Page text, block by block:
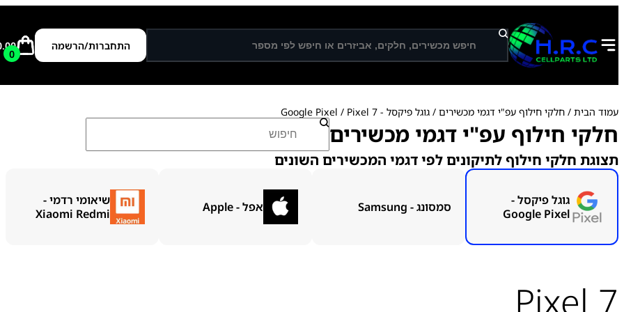
ח
י
פ
התחברות/הרשמה
0
עמוד הבית / חלקי חילוף עפ"י דגמי מכשירים / גוגל פיקסל - Google Pixel / Pixel 7
חלקי חילוף עפ"י דגמי מכשיריםח
פ
ו
תצוגת חלקי חילוף לתיקונים לפי דגמי המכשירים השונים
גוגל פיקסל -
Google Pixel
סמסונג - Samsung אפל - Apple
שיאומי רדמי -
Xiaomi Redmi
Pixel 7